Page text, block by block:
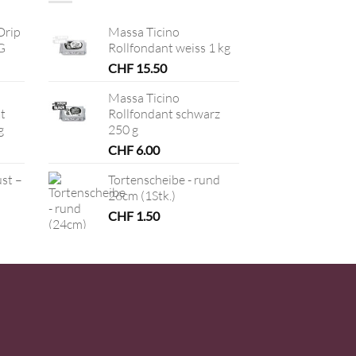
–
Massa Ticino
Rollfondant weiss 1 kg
CHF15.50
Massa Ticino
Rollfondant schwarz
250 g
CHF6.00
Tortenscheibe - rund
26cm (1Stk.)
CHF1.50